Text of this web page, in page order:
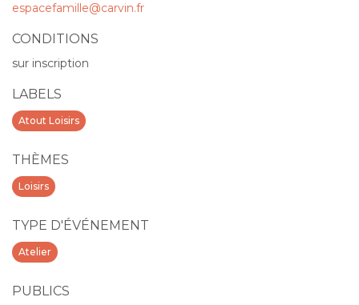
espacefamille@carvin.fr
CONDITIONS
sur inscription
LABELS
Atout Loisirs
THÈMES
Loisirs
TYPE D'ÉVÉNEMENT
Atelier
PUBLICS